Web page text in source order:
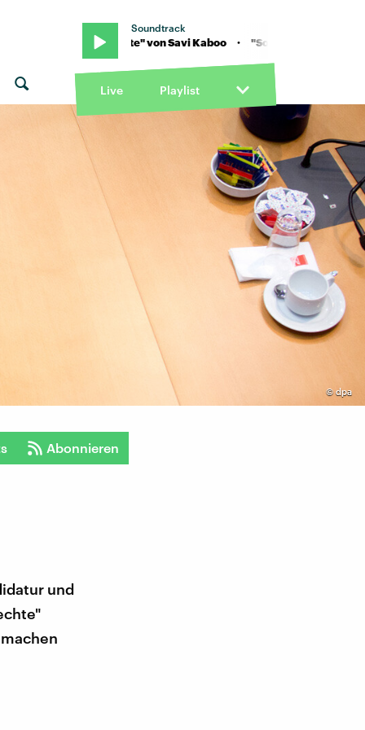
Soundtrack
"Soulmate" von Savi Kaboo · "Soulmate" von Savi Kaboo
Live Playlist
© dpa
Abonnieren
und